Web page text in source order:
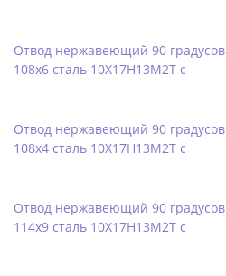
Отвод нержавеющий 90 градусов
108х6 сталь 10Х17Н13М2Т с
Отвод нержавеющий 90 градусов
108х4 сталь 10Х17Н13М2Т с
Отвод нержавеющий 90 градусов
114х9 сталь 10Х17Н13М2Т с